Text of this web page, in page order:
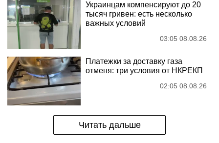
Украинцам компенсируют до 20
тысяч гривен: есть несколько
важных условий
03:05 08.08.26
Платежки за доставку газа
отменя: три условия от НКРЕКП
02:05 08.08.26
Читать дальше